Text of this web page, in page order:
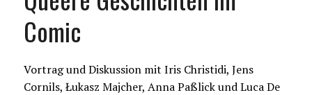
Comic
Vortrag und Diskussion mit Iris Christidi, Jens
Cornils, Łukasz Majcher, Anna Paßlick und Luca De